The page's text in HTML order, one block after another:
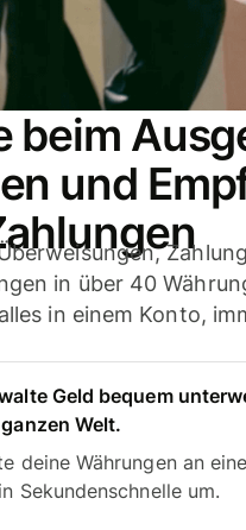
beim
und
in über 40
in einem Konto,
Geld bequem
Welt.
deine Währungen an
Sekundenschnelle um.